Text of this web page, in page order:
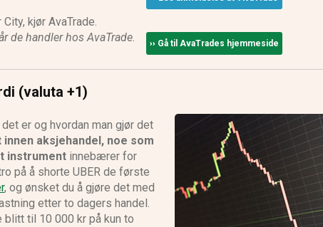
kjør AvaTrade.
de handler hos AvaTrade.
›› Gå til AvaTrades hjemmeside
(valuta +1)
er og hvordan man gjør det
aksjehandel, noe som
instrument innebærer for
på å shorte UBER de første
, og ønsket du å gjøre det med
etter to dagers handel.
blitt til 10 000 kr på kun to